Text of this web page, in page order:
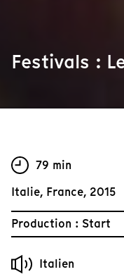
Festivals :
79 min
Italie, France, 2015
Production : Start
Italien